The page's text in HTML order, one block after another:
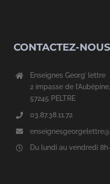
CONTACTEZ-NOUS
Enseignes Georg’ lettre
2 impasse de l’Aubépine,
57245 PELTRE
03.87.38.11.72
Du lundi au vendredi